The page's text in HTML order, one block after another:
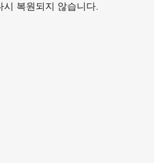
복원되지 않습니다.